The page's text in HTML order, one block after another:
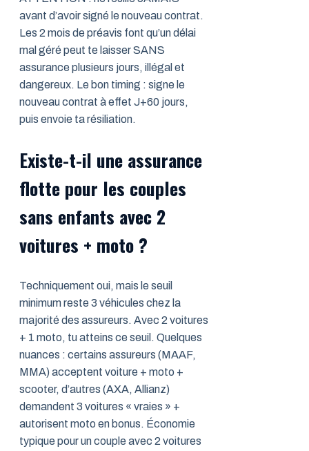
avant d’avoir signé le nouveau contrat.
Les 2 mois de préavis font qu’un délai
mal géré peut te laisser SANS
assurance plusieurs jours, illégal et
dangereux. Le bon timing : signe le
nouveau contrat à effet J+60 jours,
puis envoie ta résiliation.
Existe-t-il une assurance
flotte pour les couples
sans enfants avec 2
voitures + moto ?
Techniquement oui, mais le seuil
minimum reste 3 véhicules chez la
majorité des assureurs. Avec 2 voitures
+ 1 moto, tu atteins ce seuil. Quelques
nuances : certains assureurs (MAAF,
MMA) acceptent voiture + moto +
scooter, d’autres (AXA, Allianz)
demandent 3 voitures « vraies » +
autorisent moto en bonus. Économie
typique pour un couple avec 2 voitures